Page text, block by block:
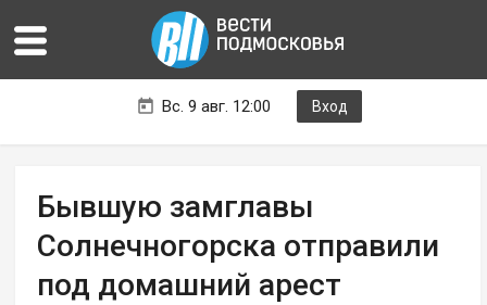
Вс. 9 авг. 12:00 Вход
Бывшую замглавы
Солнечногорска отправили
под домашний арест